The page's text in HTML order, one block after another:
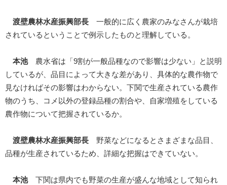
渡壁農林水産振興部長 一般的に広く農家のみなさんが栽培
されているということで例示したものと理解している。
本池農水省は「9割が一般品種なので影響は少ない」と説明
しているが、品目によって大きな差があり、具体的な農作物で
見なければその影響はわからない。下関で生産されている農作
物のうち、コメ以外の登録品種の割合や、自家増殖をしている
農作物について把握されているか。
渡壁農林水産振興部長 野菜などになるとさまざまな品目、
品種が生産されているため、詳細な把握はできていない。
本池下関は県内でも野菜の生産が盛んな地域として知られ